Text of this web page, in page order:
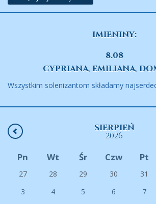
IMIENINY:
8.08
CYPRIANA, EMILIANA,
Wszystkim solenizantom składamy
SIERPIEŃ
2026
Pn Wt Śr Czw Pt
27 28 29 30 31
3
4 5 6 7